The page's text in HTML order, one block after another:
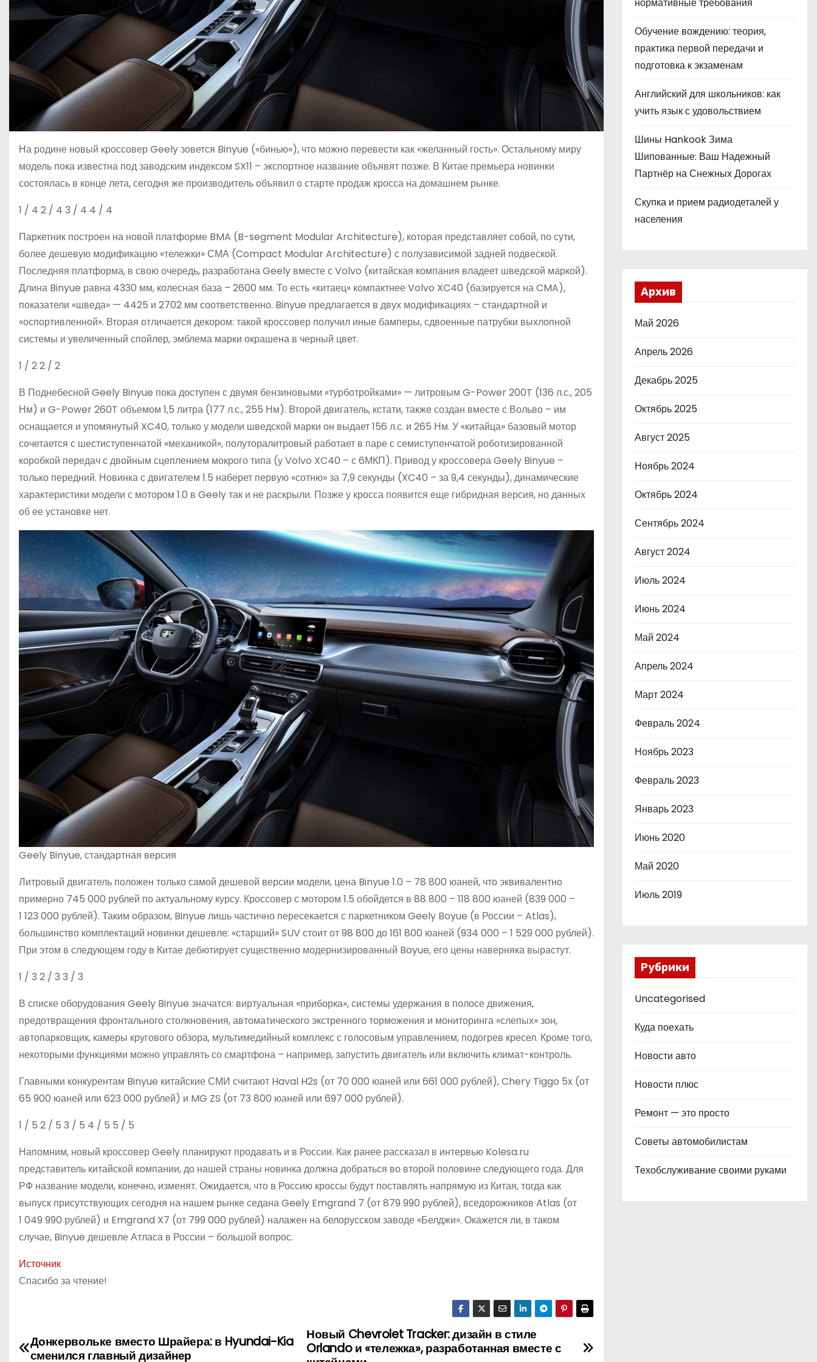
На родине новый кроссовер Geely зовется Binyue («бинью»), что можно перевести как «желанный гость». Остальному миру
модель пока известна под заводским индексом SX11 – экспортное название объявят позже. В Китае премьера новинки
состоялась в конце лета, сегодня же производитель объявил о старте продаж кросса на домашнем рынке.
1 / 4 2 / 4 3 / 4 4 / 4
Паркетник построен на новой платформе BMA (B-segment Modular Architecture), которая представляет собой, по сути,
более дешевую модификацию «тележки» СМА (Compact Modular Architecture) с полузависимой задней подвеской.
Последняя платформа, в свою очередь, разработана Geely вместе с Volvo (китайская компания владеет шведской маркой).
Длина Binyue равна 4330 мм, колесная база – 2600 мм. То есть «китаец» компактнее Volvo XC40 (базируется на CMA),
показатели «шведа» — 4425 и 2702 мм соответственно. Binyue предлагается в двух модификациях – стандартной и
«оспортивленной». Вторая отличается декором: такой кроссовер получил иные бамперы, сдвоенные патрубки выхлопной
системы и увеличенный спойлер, эмблема марки окрашена в черный цвет.
1 / 22 / 2
В Поднебесной Geely Binyue пока доступен с двумя бензиновыми «турботройками» — литровым G-Power 200T (136 л.с., 205
Нм) и G-Power 260T объемом 1,5 литра (177 л.с., 255 Нм). Второй двигатель, кстати, также создан вместе с Вольво – им
оснащается и упомянутый XC40, только у модели шведской марки он выдает 156 л.с. и 265 Нм. У «китайца» базовый мотор
сочетается с шестиступенчатой «механикой», полуторалитровый работает в паре с семиступенчатой роботизированной
коробкой передач с двойным сцеплением мокрого типа (у Volvo XC40 – с 6МКП). Привод у кроссовера Geely Binyue –
только передний. Новинка с двигателем 1.5 наберет первую «сотню» за 7,9 секунды (XC40 – за 9,4 секунды), динамические
характеристики модели с мотором 1.0 в Geely так и не раскрыли. Позже у кросса появится еще гибридная версия, но данных
об ее установке нет.
Geely Binyue, стандартная версия
Литровый двигатель положен только самой дешевой версии модели, цена Binyue 1.0 – 78 800 юаней, что эквивалентно
примерно 745 000 рублей по актуальному курсу. Кроссовер с мотором 1.5 обойдется в 88 800 – 118 800 юаней (839 000 –
1 123 000 рублей). Таким образом, Binyue лишь частично пересекается с паркетником Geely Boyue (в России – Atlas),
большинство комплектаций новинки дешевле: «старший» SUV стоит от 98 800 до 161 800 юаней (934 000 – 1 529 000 рублей).
При этом в следующем году в Китае дебютирует существенно модернизированный Boyue, его цены наверняка вырастут.
1 / 3 2 / 3 3 / 3
В списке оборудования Geely Binyue значатся: виртуальная «приборка», системы удержания в полосе движения,
предотвращения фронтального столкновения, автоматического экстренного торможения и мониторинга «слепых» зон,
автопарковщик, камеры кругового обзора, мультимедийный комплекс с голосовым управлением, подогрев кресел. Кроме того,
некоторыми функциями можно управлять со смартфона – например, запустить двигатель или включить климат-контроль.
Главными конкурентам Binyue китайские СМИ считают Haval H2s (от 70 000 юаней или 661 000 рублей), Chery Tiggo 5x (от
65 900 юаней или 623 000 рублей) и MG ZS (от 73 800 юаней или 697 000 рублей).
1 / 5 2 / 5 3 / 5 4 / 5 5 / 5
Напомним, новый кроссовер Geely планируют продавать и в России. Как ранее рассказал в интервью Kolesa.ru
представитель китайской компании, до нашей страны новинка должна добраться во второй половине следующего года. Для
РФ название модели, конечно, изменят. Ожидается, что в Россию кроссы будут поставлять напрямую из Китая, тогда как
выпуск присутствующих сегодня на нашем рынке седана Geely Emgrand 7 (от 879 990 рублей), вседорожников Atlas (от
1 049 990 рублей) и Emgrand X7 (от 799 000 рублей) налажен на белорусском заводе «Белджи». Окажется ли, в таком
случае, Binyue дешевле Атласа в России – большой вопрос.
Источник
Спасибо за чтение!
Н
Новый Chevrolet Tracker: дизайн в стиле
Orlando и «тележка», разработанная вместе с
Донкервольке вместо Шрайера: в Hyundai-Kia
сменился главный дизайнер
Обучение вождению: теория,
практика первой передачи и
подготовка к экзаменам
Английский для школьников: как
учить язык с удовольствием
Шины Hankook Зима
Шипованные: Ваш Надежный
Партнёр на Снежных Дорогах
Скупка и прием радиодеталей у
населения
Архив
Май 2026
Апрель 2026
Декабрь 2025
Октябрь 2025
Август 2025
Ноябрь 2024
Октябрь 2024
Сентябрь 2024
Август 2024
Июль 2024
Июнь 2024
Май 2024
Апрель 2024
Март 2024
Февраль 2024
Ноябрь 2023
Февраль 2023
Январь 2023
Июнь 2020
Май 2020
Июль 2019
Рубрики
Uncategorised
Куда поехать
Новости авто
Новости плюс
Ремонт — это просто
Советы автомобилистам
Техобслуживание своими руками